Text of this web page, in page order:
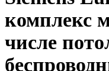
комплекс
числе